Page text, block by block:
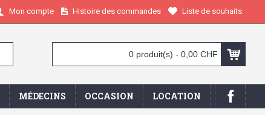
Mon compte Histoire des commandes Liste de souhaits
0 produit(s) - 0,00 CHF
MÉDECINS OCCASION LOCATION